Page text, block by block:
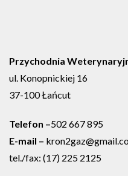
Przychodnia
ul. Konopnickiej 16
37-100 Łańcut
Telefon –502 667 895
E-mail –
tel./fax: (17) 225 2125